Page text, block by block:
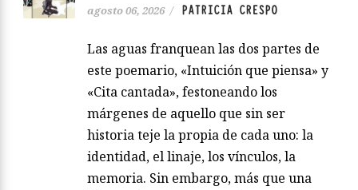
agosto 06, 2026 / PATRICIA CRESPO
Las aguas franquean las dos partes de
este poemario, «Intuición que piensa» y
«Cita cantada», festoneando los
márgenes de aquello que sin ser
historia teje la propia de cada uno: la
identidad, el linaje, los vínculos, la
memoria. Sin embargo, más que una